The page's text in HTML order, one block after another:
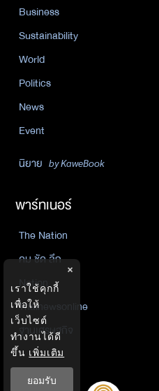
Business
Sustainability
World
Politics
News
Event
นิยาย by KaweBook
พาร์ทเนอร์
The Nation
คม ชัด ลึก
Nation
Thainewsonline
ฐานเศรษฐกิจ
×
เราใช้คุกกี้
เพื่อให้
เว็บไซต์
ทำงานได้ดี
ขึ้น เพิ่มเติม
ยอมรับ